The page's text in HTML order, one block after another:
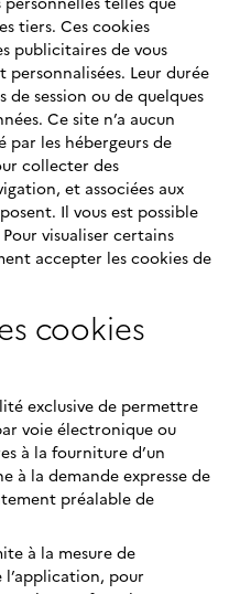
tiers. Ces cookies
publicitaires de vous
Leur durée
session ou de quelques
Ce site n’a aucun
par les hébergeurs de
collecter des
et associées aux
Il vous est possible
visualiser certains
accepter les cookies de
cookies
exclusive de permettre
voie électronique ou
à la fourniture d’un
à la demande expresse de
préalable de
à la mesure de
l’application, pour